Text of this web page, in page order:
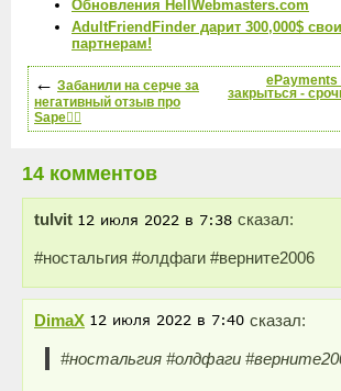
Обновления HellWebmasters.com
AdultFriendFinder дарит 300,000$
партнерам!
← Забанили на серче за
негативный отзыв про
Sape🤦‍♂️
ePayments
закрыться -
14 комментов
tulvit сказал:
#ностальгия #олдфаги #верните2006
DimaX сказал:
#ностальгия #олдфаги